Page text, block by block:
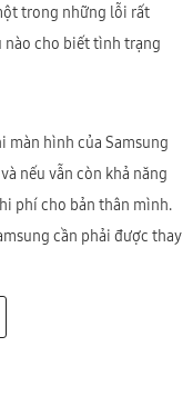
trong những lỗi rất
nào cho biết tình trạng
màn hình của Samsung
nếu vẫn còn khả năng
phí cho bản thân mình.
cần phải được thay
hiển thị như bình
thường.
màu, loang màu.